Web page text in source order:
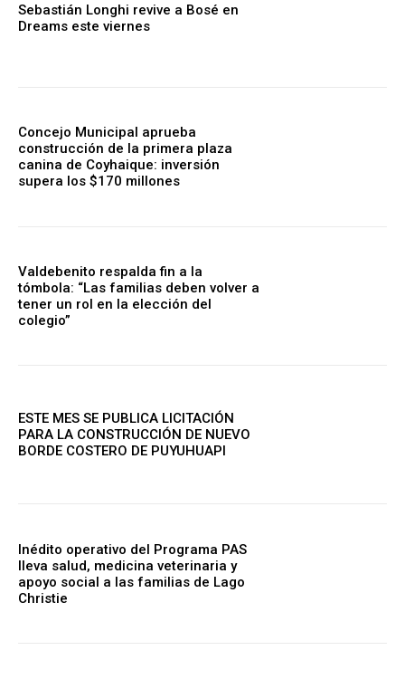
Sebastián Longhi revive a Bosé en
Dreams este viernes
Concejo Municipal aprueba
construcción de la primera plaza
canina de Coyhaique: inversión
supera los $170 millones
Valdebenito respalda fin a la
tómbola: “Las familias deben volver a
tener un rol en la elección del
colegio”
ESTE MES SE PUBLICA LICITACIÓN
PARA LA CONSTRUCCIÓN DE NUEVO
BORDE COSTERO DE PUYUHUAPI
Inédito operativo del Programa PAS
lleva salud, medicina veterinaria y
apoyo social a las familias de Lago
Christie